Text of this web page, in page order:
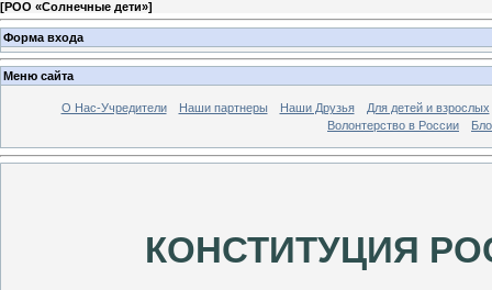
[РОО «Солнечные дети»]
Форма входа
Меню сайта
О Нас-Учредители Наши партнеры Наши Друзья
Для детей и взрослых
Волонтерство в России
КОНСТИТУЦИЯ